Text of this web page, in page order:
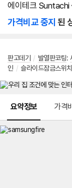
에이테크 Suntachi
가격비교 중지 된
판고데기 / 발열판코팅:
인 / 슬라이드잠금스위치
요약정보 가격